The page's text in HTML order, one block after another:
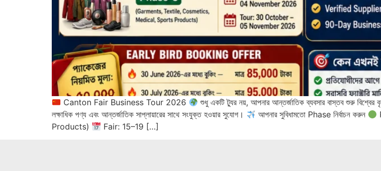
Canton Fair Business Tour 2026
শুধু একটি ট্যুর নয়, আপনার আন্তর্জাতিক ব্যবসার বাস্তব শুরু
লক্ষাধিক পণ্য এবং আন্তর্জাতিক সাপ্লায়ারের সাথে সংযুক্ত হওয়ার সুযোগ।
আপনার সুবিধামতো Phase নির্বাচন করুন
Products)
Fair: 15–19 […]